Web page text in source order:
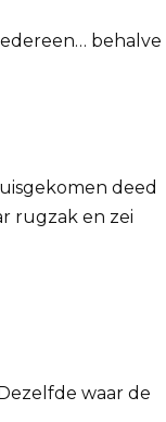
behalve
deed
rugzak en zei
waar de